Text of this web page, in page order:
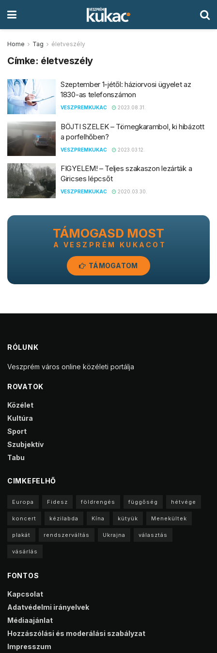
Home Tag életveszély
Címke: életveszély
Szeptember 1-jétől: háziorvosi ügyelet az
1830-as telefonszámon
VESZPREMKUKAC 2023.08.31.
BÖJTI SZELEK – Tömegkarambol, ki hibázott
a porfelhőben?
VESZPREMKUKAC 2023.03.12.
FIGYELEM! – Teljes szakaszon lezárták a
Giricses lépcsőt
VESZPREMKUKAC 2020.03.30.
TÁMOGASD MOST
A VESZPRÉM KUKACOT
TÁMOGATOM
RÓLUNK
Veszprém város online közéleti portálja
ROVATOK
Közélet
Kultúra
Sport
Szubjektív
Tabu
CIMKEFELHŐ
Europa Fidesz földrengés függőség hétvége
koncert kézilabda Kína kütyük Menekültek
plakát rendszerváltás Ukrajna választás
vásárlás
FONTOS
Kapcsolat
Adatvédelmi irányelvek
Médiaajánlat
Hozzászólási és moderálási szabályzat
Impresszum